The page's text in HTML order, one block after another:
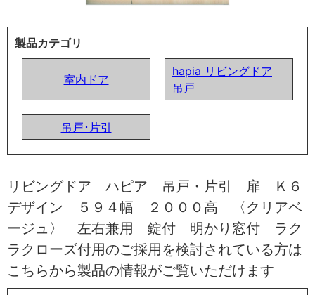
製品カテゴリ
室内ドア
hapia リビングドア
吊戸
吊戸･片引
リビングドア ハピア 吊戸・片引 扉 Ｋ６
デザイン ５９４幅 ２０００高 〈クリアベ
ージュ〉 左右兼用 錠付 明かり窓付 ラク
ラクローズ付用のご採用を検討されている方は
こちらから製品の情報がご覧いただけます